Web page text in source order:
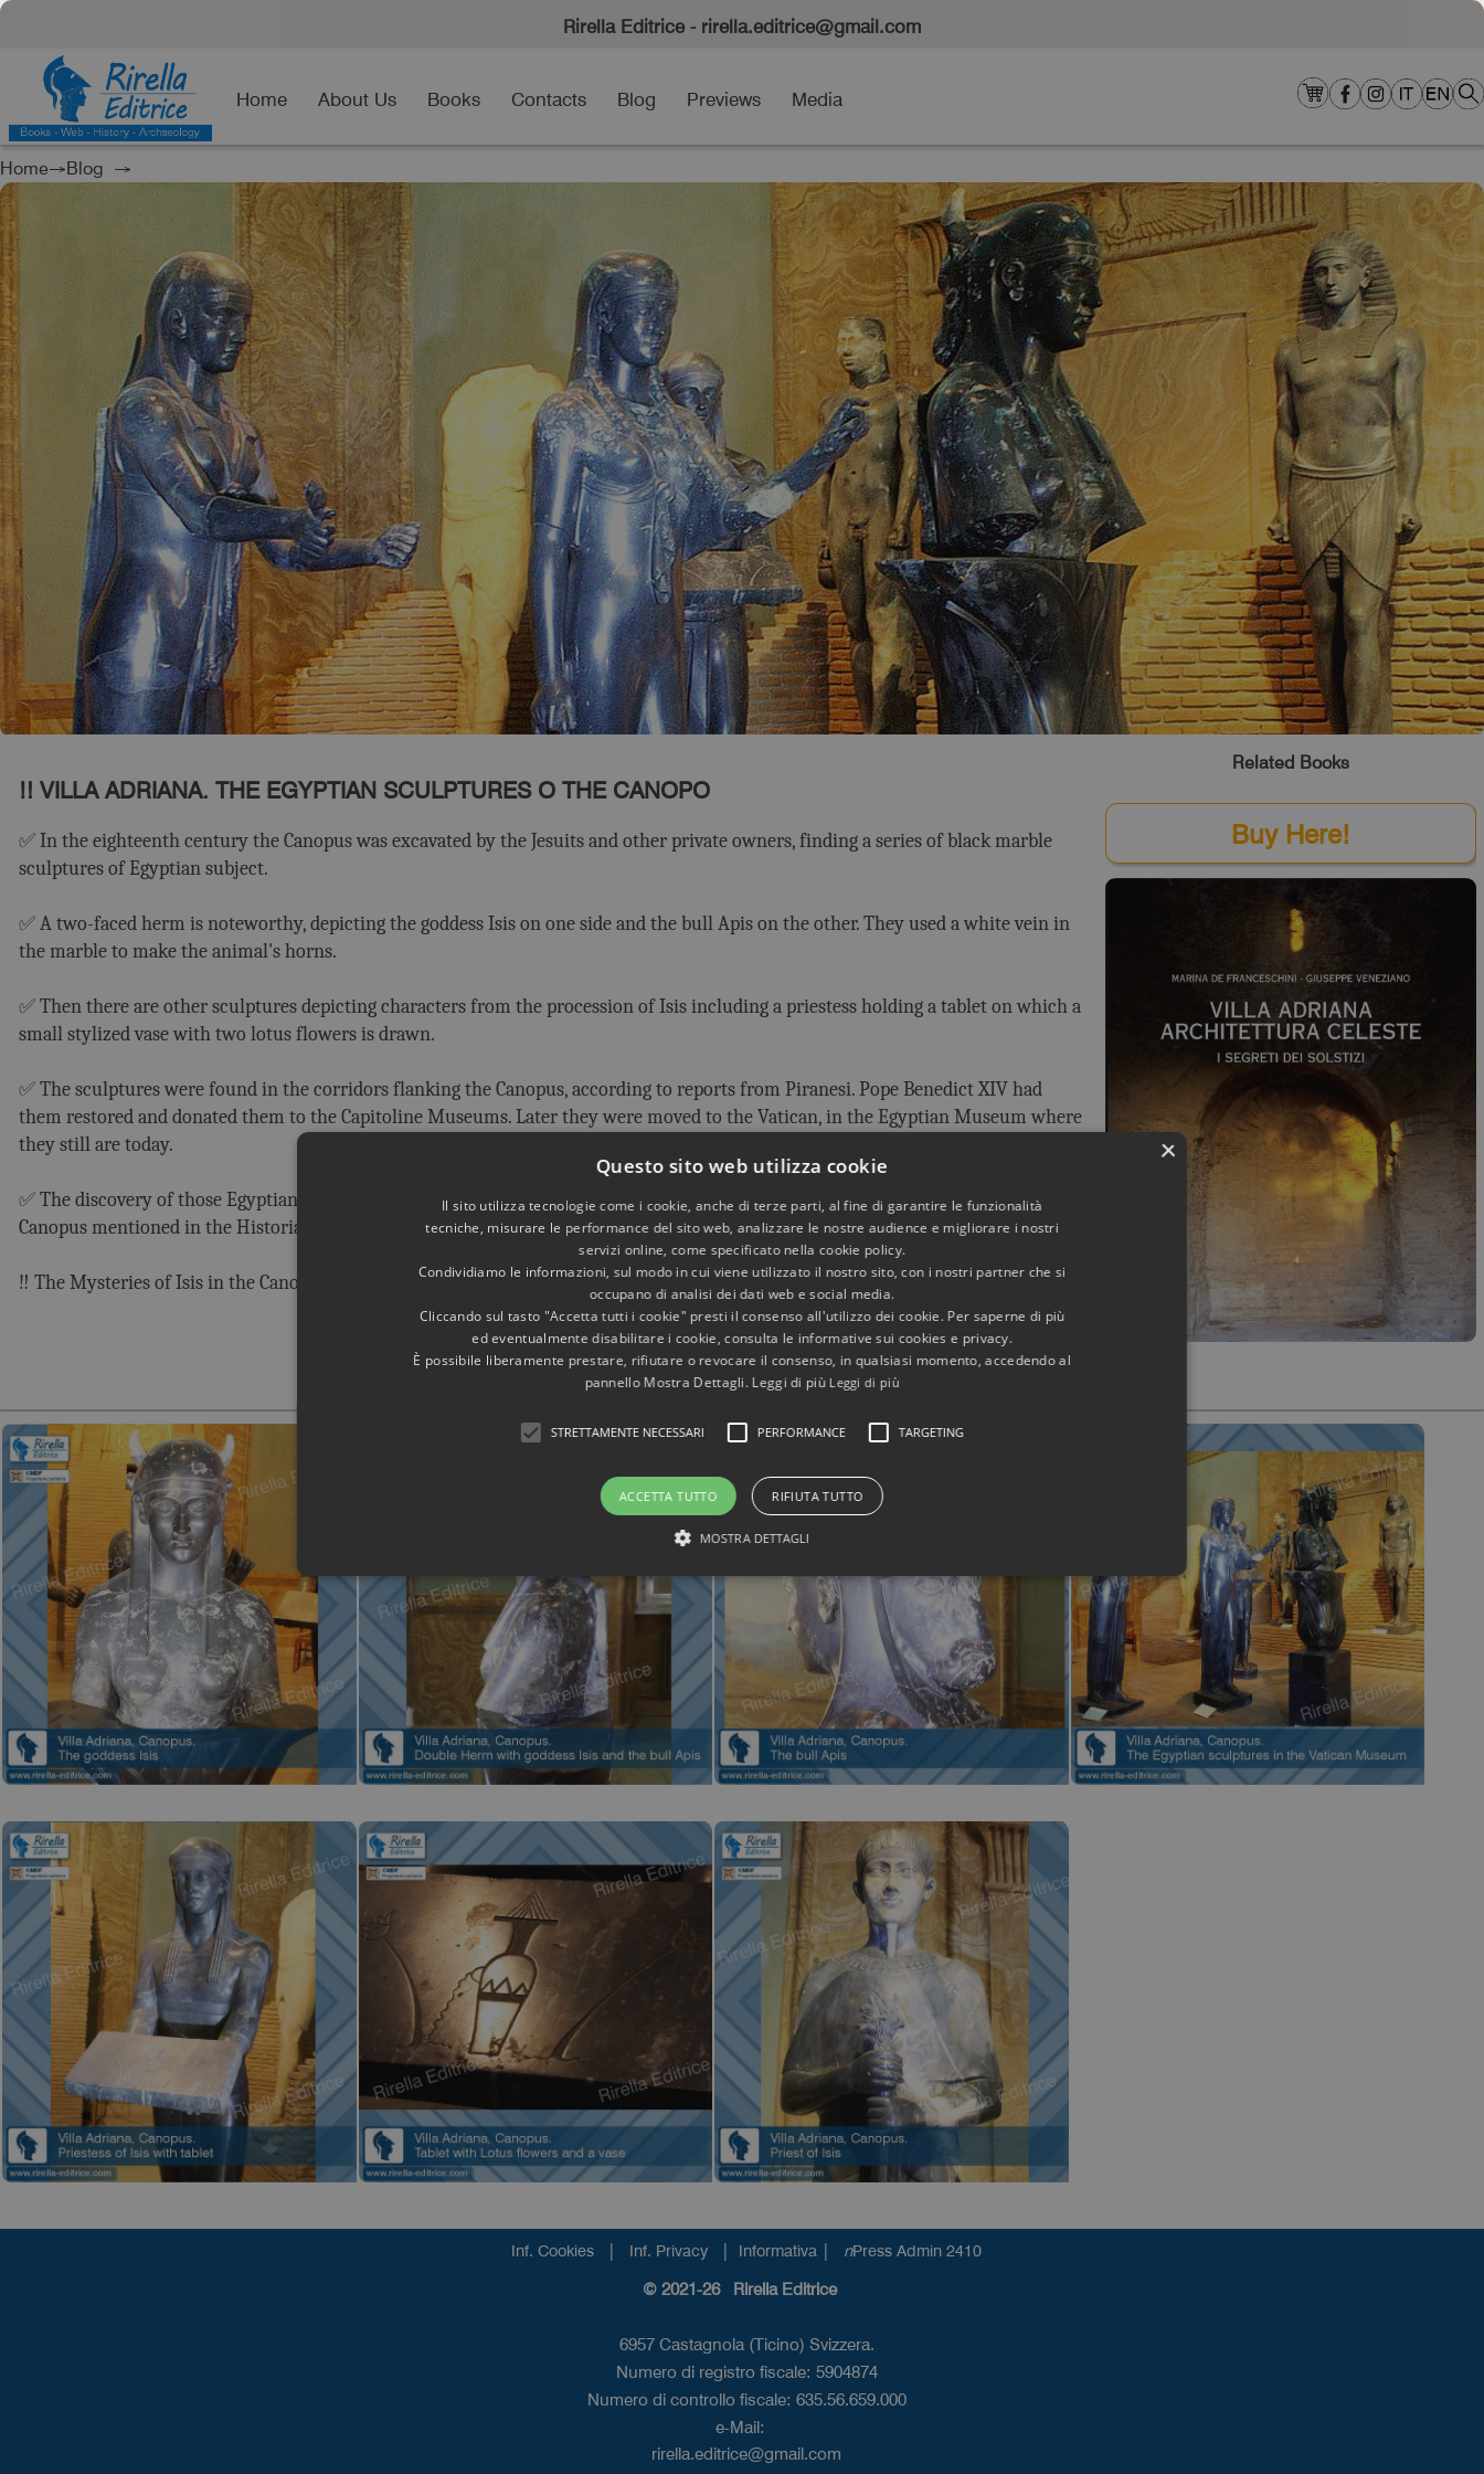
Rirella Editrice - rirella.editrice@gmail.com
Home About Us Books Contacts Blog Previews Media
Home→Blog →
‼️ VILLA ADRIANA. THE EGYPTIAN SCULPTURES O THE CANOPO
✅ In the eighteenth century the Canopus was excavated by the Jesuits and other private owners, finding a series of black marble
sculptures of Egyptian subject.
✅ A two-faced herm is noteworthy, depicting the goddess Isis on one side and the bull Apis on the other. They used a white vein in
the marble to make the animal's horns.
✅ Then there are other sculptures depicting characters from the procession of Isis including a priestess holding a tablet on which a
small stylized vase with two lotus flowers is drawn.
✅ The sculptures were found in the corridors flanking the Canopus, according to reports from Piranesi. Pope Benedict XIV had
them restored and donated them to the Capitoline Museums. Later they were moved to the Vatican, in the Egyptian Museum where
they still are today.
✅ The discovery of those Egyptian sculptures confirms that the Canopus of Villa Adriana can be identified as a reproduction of the
Canopus mentioned in the Historia Augusta.
‼️ The Mysteries of Isis in the Canopus.
Related Books
Buy Here!
Inf. Cookies | Inf. Privacy | Informativa | nPress Admin 2410
© 2021-26 Rirella Editrice
6957 Castagnola (Ticino) Svizzera.
Numero di registro fiscale: 5904874
Numero di controllo fiscale: 635.56.659.000
e-Mail:
rirella.editrice@gmail.com
×
Questo sito web utilizza cookie
Il sito utilizza tecnologie come i cookie, anche di terze parti, al fine di garantire le funzionalità
tecniche, misurare le performance del sito web, analizzare le nostre audience e migliorare i nostri
servizi online, come specificato nella cookie policy.
Condividiamo le informazioni, sul modo in cui viene utilizzato il nostro sito, con i nostri partner che si
occupano di analisi dei dati web e social media.
Cliccando sul tasto "Accetta tutti i cookie" presti il consenso all'utilizzo dei cookie. Per saperne di più
ed eventualmente disabilitare i cookie, consulta le informative sui cookies e privacy.
È possibile liberamente prestare, rifiutare o revocare il consenso, in qualsiasi momento, accedendo al
pannello Mostra Dettagli. Leggi di piùLeggi di più
STRETTAMENTE NECESSARI PERFORMANCE TARGETING
ACCETTA TUTTO RIFIUTA TUTTO
MOSTRA DETTAGLI